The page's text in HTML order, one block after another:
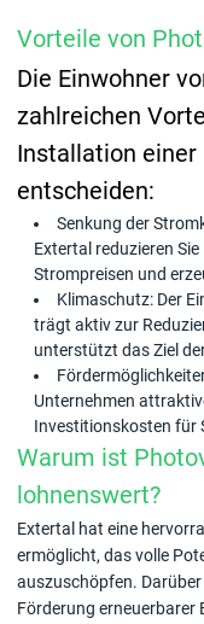
Vorteile von
Die Einwohner
zahlreichen
Installation
entscheiden:
Senkung der
Extertal reduzieren
Strompreisen und
Klimaschutz: Der
trägt aktiv zur
unterstützt das Ziel
Unternehmen
Investitionskosten für
Warum ist
lohnenswert?
Extertal hat eine
ermöglicht, das volle
auszuschöpfen.
Förderung erneuerbarer